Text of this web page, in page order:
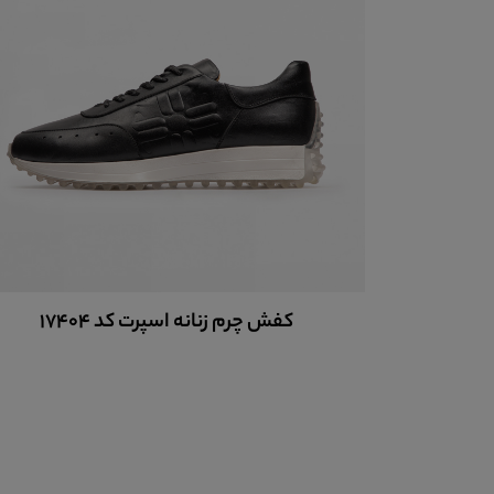
کفش چرم زنانه اسپرت کد W17990